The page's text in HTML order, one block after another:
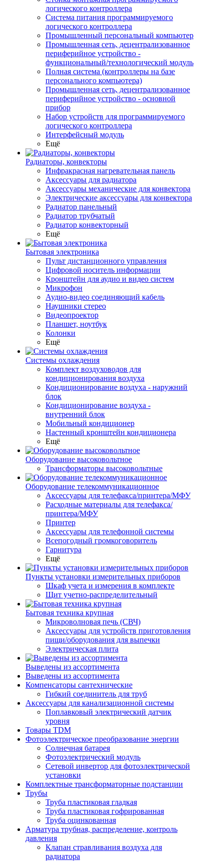
логического контроллера
Система питания программируемого
логического контроллера
Промышленный персональный компьютер
Промышленная сеть, децентрализованное
периферийное устройство -
функциональный/технологический модуль
Полная система (контроллеры на базе
персонального компьютера)
Промышленная сеть, децентрализованное
периферийное устройство - основной
прибор
Набор устройств для программируемого
логического контроллера
Интерфейсный модуль
Ещё
Радиаторы, конвекторы
Инфракрасная нагревательная панель
Аксессуары для радиатора
Аксессуары механические для конвектора
Электрические аксессуары для конвектора
Радиатор панельный
Радиатор трубчатый
Радиатор конвекторный
Ещё
Бытовая электроника
Пульт дистанционного управления
Цифровой носитель информации
Кронштейн для аудио и видео систем
Микрофон
Аудио-видео соединяющий кабель
Наушники стерео
Видеопроектор
Планшет, ноутбук
Колонки
Ещё
Системы охлаждения
Комплект воздуховодов для
кондиционирования воздуха
Кондиционирование воздуха - наружний
блок
Кондиционирование воздуха -
внутренний блок
Мобильный кондиционер
Настенный кронштейн кондиционера
Ещё
Оборудование высоковольтное
Трансформаторы высоковольтные
Оборудование телекоммуникационное
Аксессуары для телефакса/принтера/МФУ
Расходные материалы для телефакса/
принтера/МФУ
Принтер
Аксессуары для телефонной системы
Всепогодный громкоговоритель
Гарнитура
Ещё
Пункты установки измерительных приборов
Шкаф учета и измерения в комплекте
Щит учетно-распределительный
Бытовая техника крупная
Микроволновая печь (СВЧ)
Аксессуары для устройств приготовления
пищи/оборудования для выпечки
Электрическая плита
Выведены из ассортимента
Выведены из ассортимента
Компенсаторы сантехнические
Гибкий соединитель для труб
Аксессуары для канализационной системы
Поплавковый электрический датчик
уровня
Товары TDM
Фотоэлектрическое преобразование энергии
Солнечная батарея
Фотоэлектрический модуль
Сетевой инвертор для фотоэлектрической
установки
Комплектные трансформаторные подстанции
Трубы
Труба пластиковая гладкая
Труба пластиковая гофрированная
Труба оцинкованная
Арматура трубная, распределение, контроль
давления
Клапан стравливания воздуха для
радиатора